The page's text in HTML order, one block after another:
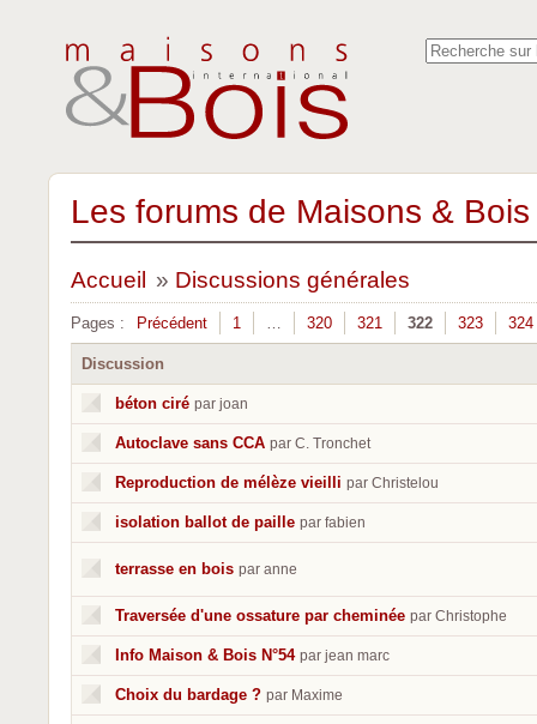
Les forums de Maisons &
Accueil » Discussions générales
Pages : Précédent 1 … 320 321 322 323 324
Discussion
béton ciré par joan
Autoclave sans CCA par C. Tronchet
Reproduction de mélèze vieilli par Christelou
isolation ballot de paille par fabien
terrasse en bois par anne
Traversée d'une ossature par cheminée par Christophe
Info Maison & Bois N°54 par jean marc
Choix du bardage ? par Maxime